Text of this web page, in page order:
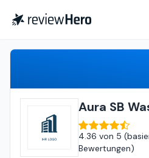
Aura SB
4.36 von 5 (
Bewertungen)